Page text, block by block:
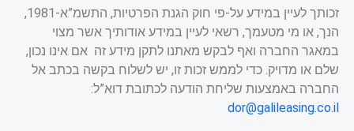
זכותך לעיין במידע על-פי חוק הגנת הפרטיות, התשמ”א-1981,
הנך, או מי מטעמך, רשאי לעיין במידע אודותיך אשר מצוי
במאגר החברה ואף לבקש מאתנו לתקן מידע זה אם אינו נכון,
שלם או מדויק. כדי לממש זכות זו, יש לשלוח בקשה בכתב אל
החברה באמצעות שליחת הודעה לכתובת דוא”ל:
dor@galileasing.co.il